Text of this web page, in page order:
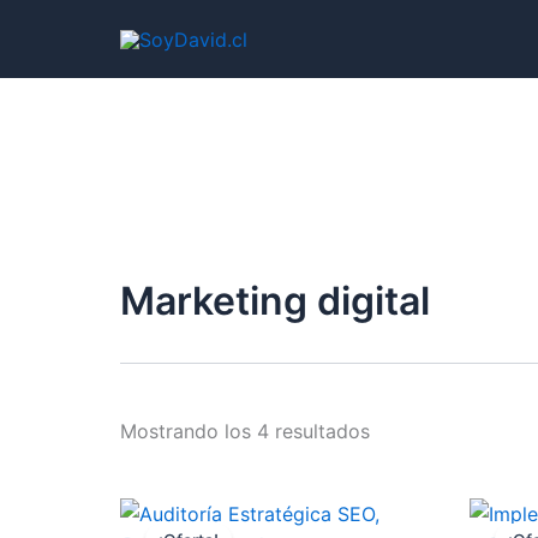
contenido
Marketing digital
Mostrando los 4 resultados
El
precio
El
precio